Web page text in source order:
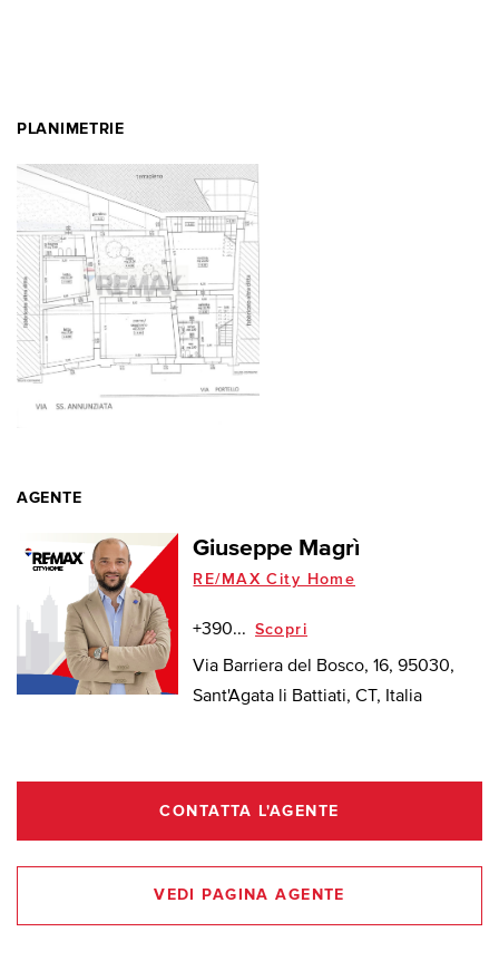
PLANIMETRIE
AGENTE
Giuseppe Magrì
RE/MAX City Home
+390... Scopri
Via Barriera del Bosco, 16, 95030,
Sant'Agata li Battiati, CT, Italia
CONTATTA L'AGENTE
VEDI PAGINA AGENTE